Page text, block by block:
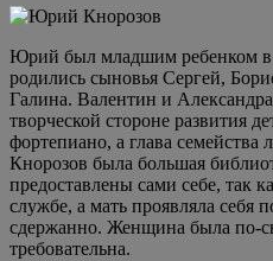
Юрий был младшим ребенком в
родились сыновья Сергей,
Галина. Валентин и
творческой стороне развития
фортепиано, а глава
Кнорозов была большая
предоставлены сами себе, так
службе, а мать проявляла себя
сдержанно. Женщина была по-
требовательна.